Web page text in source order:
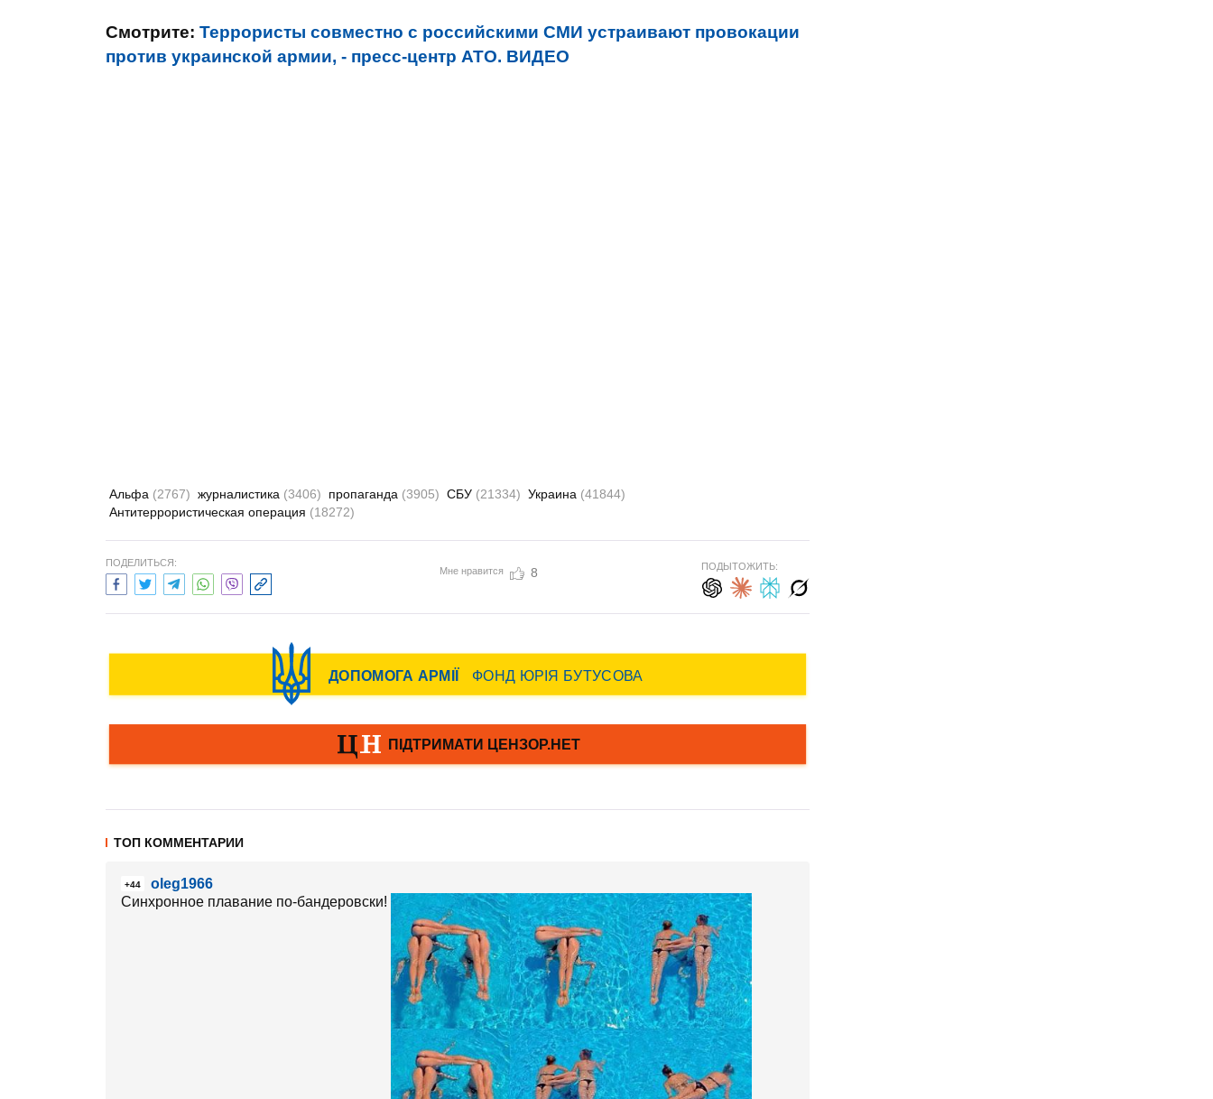
Смотрите: Террористы совместно с российскими СМИ устраивают провокации
против украинской армии, - пресс-центр АТО. ВИДЕО
Альфа (2767) журналистика (3406) пропаганда (3905) СБУ (21334) Украина (41844)
Антитеррористическая операция (18272)
ПОДЕЛИТЬСЯ:
Мне нравится 8 ПОДЫТОЖИТЬ:
ТОП КОММЕНТАРИИ
+44
oleg1966
Синхронное плавание по-бандеровски!